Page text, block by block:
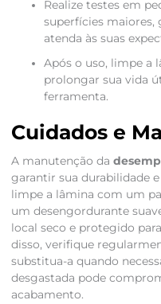
Realize testes em
superfícies maiores,
atenda às suas
Após o uso, limpe a
prolongar sua vida
ferramenta.
Cuidados e
A manutenção da
garantir sua durabilidade
limpe a lâmina com um
um desengordurante
local seco e protegido
disso, verifique
substitua-a quando
desgastada pode
acabamento.